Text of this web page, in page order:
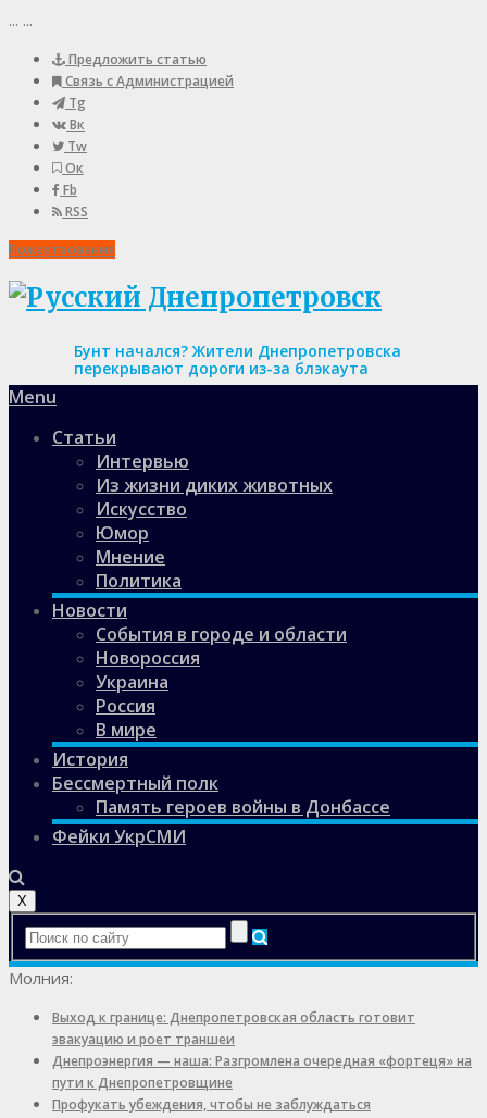
... ...
Предложить статью
Связь с Администрацией
Tg
Вк
Tw
Ок
Fb
RSS
Пожертвования
Бунт начался? Жители Днепропетровска
перекрывают дороги из-за блэкаута
Menu
Статьи
Интервью
Из жизни диких животных
Искусство
Юмор
Мнение
Политика
Новости
События в городе и области
Новороссия
Украина
Россия
В мире
История
Бессмертный полк
Память героев войны в Донбассе
Фейки УкрСМИ
X
Молния:
Выход к границе: Днепропетровская область готовит
эвакуацию и роет траншеи
Днепроэнергия — наша: Разгромлена очередная «фортеця» на
пути к Днепропетровщине
Профукать убеждения, чтобы не заблуждаться